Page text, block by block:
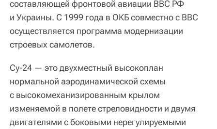
составляющей фронтовой авиации ВВС РФ
и Украины. С 1999 года в ОКБ совместно с ВВС
осуществляется программа модернизации
строевых самолетов.
Су-24 — это двухместный высокоплан
нормальной аэродинамической схемы
с высокомеханизированным крылом
изменяемой в полете стреловидности и двумя
двигателями с боковыми нерегулируемыми